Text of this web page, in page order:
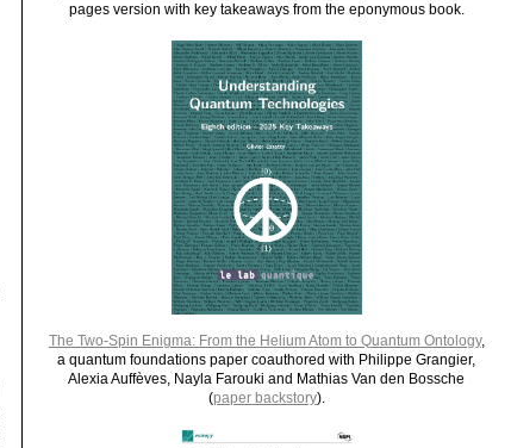
pages version with key takeaways from the eponymous book.
The Two-Spin Enigma: From the Helium Atom to Quantum Ontology,
a quantum foundations paper coauthored with Philippe Grangier,
Alexia Auffèves, Nayla Farouki and Mathias Van den Bossche
(paper backstory).